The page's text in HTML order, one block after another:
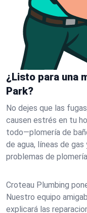
¿Listo para una
Park?
No dejes que las
causen estrés en tu
todo—plomería de
de agua, líneas de
problemas de
Croteau Plumbing
Nuestro equipo
explicará las